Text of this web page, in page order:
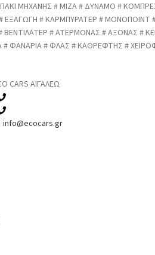
ΜΗΧΑΝΗΣ # ΜΙΖΑ # ΔΥΝΑΜΟ #
# ΕΞΑΓΩΓΗ # ΚΑΡΜΠΥΡΑΤΕΡ #
# ΑΤΕΡΜΟΝΑΣ # ΑΞΟΝΑΣ #
# ΦΛΑΣ # ΚΑΘΡΕΦΤΗΣ #
CARS ΑΙΓΑΛΕΩ
info@ecocars.gr